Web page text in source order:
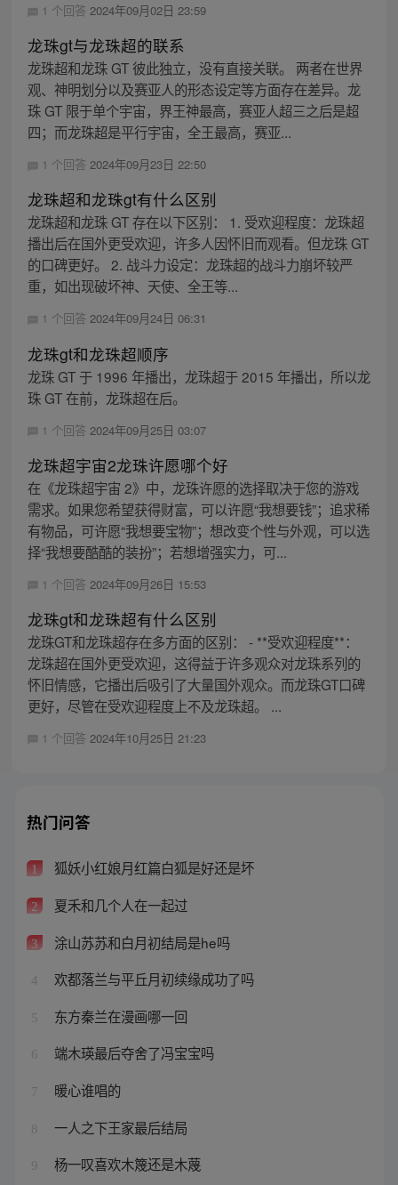
1 个回答 2024年09月02日 23:59
龙珠gt与龙珠超的联系
龙珠超和龙珠 GT 彼此独立，没有直接关联。 两者在世界
观、神明划分以及赛亚人的形态设定等方面存在差异。龙
珠 GT 限于单个宇宙，界王神最高，赛亚人超三之后是超
四；而龙珠超是平行宇宙，全王最高，赛亚...
1 个回答 2024年09月23日 22:50
龙珠超和龙珠gt有什么区别
龙珠超和龙珠 GT 存在以下区别： 1. 受欢迎程度：龙珠超
播出后在国外更受欢迎，许多人因怀旧而观看。但龙珠 GT
的口碑更好。 2. 战斗力设定：龙珠超的战斗力崩坏较严
重，如出现破坏神、天使、全王等...
1 个回答 2024年09月24日 06:31
龙珠gt和龙珠超顺序
龙珠 GT 于 1996 年播出，龙珠超于 2015 年播出，所以龙
珠 GT 在前，龙珠超在后。
1 个回答 2024年09月25日 03:07
龙珠超宇宙2龙珠许愿哪个好
在《龙珠超宇宙 2》中，龙珠许愿的选择取决于您的游戏
需求。如果您希望获得财富，可以许愿“我想要钱”；追求稀
有物品，可许愿“我想要宝物”；想改变个性与外观，可以选
择“我想要酷酷的装扮”；若想增强实力，可...
1 个回答 2024年09月26日 15:53
龙珠gt和龙珠超有什么区别
龙珠GT和龙珠超存在多方面的区别： - **受欢迎程度**：
龙珠超在国外更受欢迎，这得益于许多观众对龙珠系列的
怀旧情感，它播出后吸引了大量国外观众。而龙珠GT口碑
更好，尽管在受欢迎程度上不及龙珠超。 ...
1 个回答 2024年10月25日 21:23
热门问答
1 狐妖小红娘月红篇白狐是好还是坏
2 夏禾和几个人在一起过
3 涂山苏苏和白月初结局是he吗
4 欢都落兰与平丘月初续缘成功了吗
5 东方秦兰在漫画哪一回
6 端木瑛最后夺舍了冯宝宝吗
7 暖心谁唱的
8 一人之下王家最后结局
9 杨一叹喜欢木篾还是木蔑